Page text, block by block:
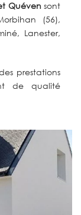
Quéven sont
(56),
Lanester,
prestations
de qualité